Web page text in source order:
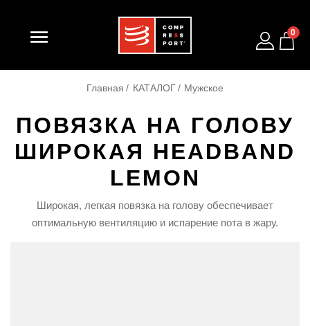
 0
Главная КАТАЛОГ Мужское
ПОВЯЗКА НА ГОЛОВУ
ШИРОКАЯ HEADBAND
LEMON
Широкая, легкая повязка на голову обеспечивает
оптимальную вентиляцию и испарение пота в жару.